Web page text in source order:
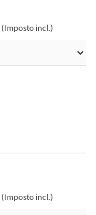
(Imposto incl.)
(Imposto incl.)